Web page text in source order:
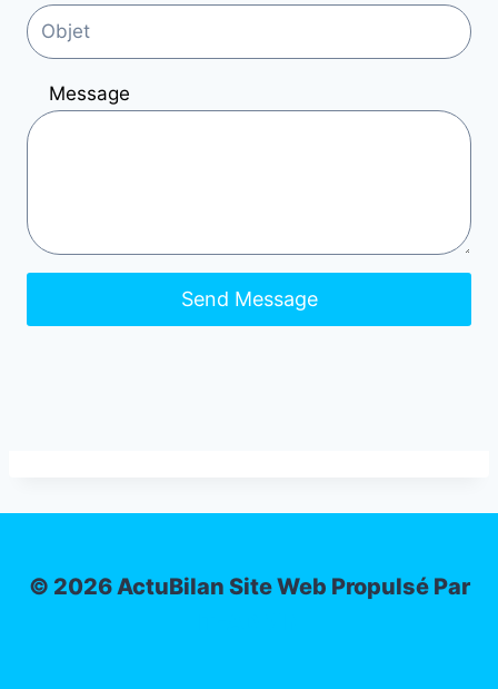
Message
Send Message
© 2026 ActuBilan Site Web Propulsé Par